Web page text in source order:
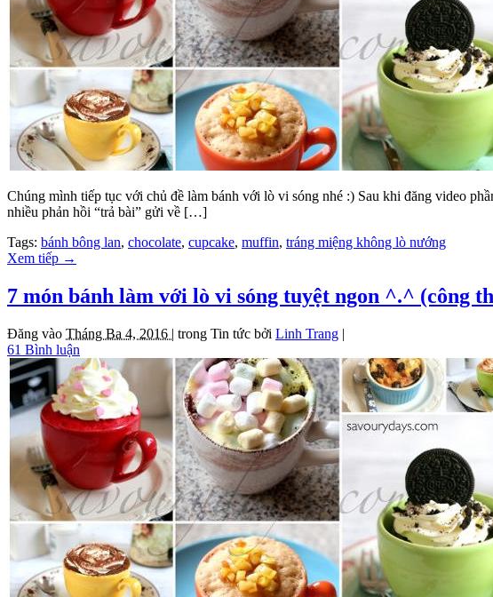
Chúng mình tiếp tục với chủ đề làm bánh với lò vi sóng nhé :) Sau khi đăng video
nhiều phản hồi “trả bài” gửi về […]
Tags: bánh bông lan, chocolate, cupcake, muffin, tráng miệng không lò nướng
Xem tiếp →
7 món bánh làm với lò vi sóng tuyệt ngon ^.^ (công
Đăng vào Tháng Ba 4, 2016 | trong Tin tức bởi Linh Trang |
61 Bình luận